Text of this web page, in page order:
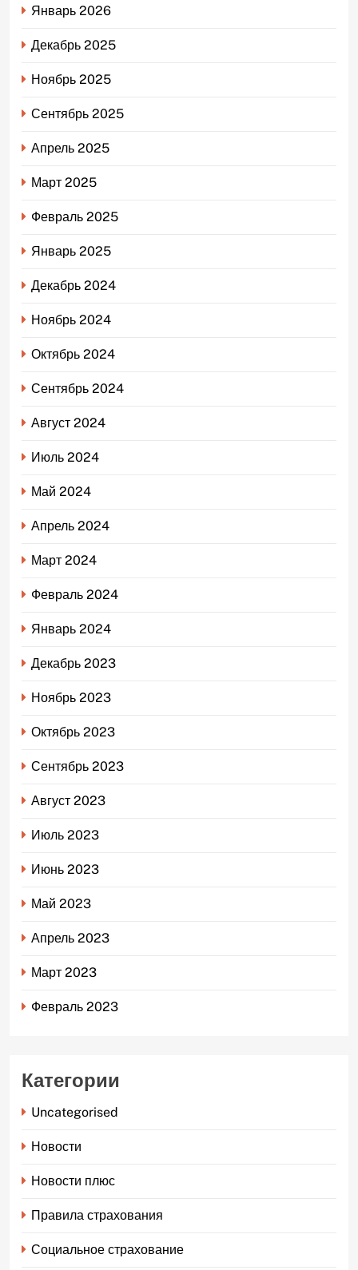
Январь 2026
Декабрь 2025
Ноябрь 2025
Сентябрь 2025
Апрель 2025
Март 2025
Февраль 2025
Январь 2025
Декабрь 2024
Ноябрь 2024
Октябрь 2024
Сентябрь 2024
Август 2024
Июль 2024
Май 2024
Апрель 2024
Март 2024
Февраль 2024
Январь 2024
Декабрь 2023
Ноябрь 2023
Октябрь 2023
Сентябрь 2023
Август 2023
Июль 2023
Июнь 2023
Май 2023
Апрель 2023
Март 2023
Февраль 2023
Категории
Uncategorised
Новости
Новости плюс
Правила страхования
Социальное страхование